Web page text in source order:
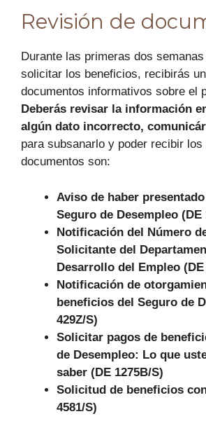
Revisión de
Durante las primeras dos
solicitar los beneficios, recibirás
documentos informativos sobre el
Deberás revisar la información
algún dato incorrecto,
para subsanarlo y poder recibir
documentos son:
Aviso de haber
Seguro de Desempleo (DE
Notificación del Número
Solicitante del
Desarrollo del Empleo (DE
Notificación de
beneficios del Seguro de
429Z/S)
Solicitar pagos de
de Desempleo: Lo que
saber (DE 1275B/S)
Solicitud de beneficios
4581/S)